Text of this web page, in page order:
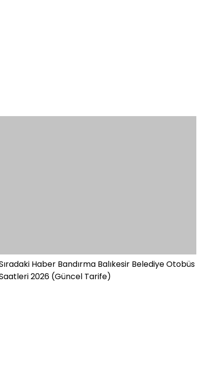
Haber Bandırma Balıkesir Belediye Otobüs
2026 (Güncel Tarife)